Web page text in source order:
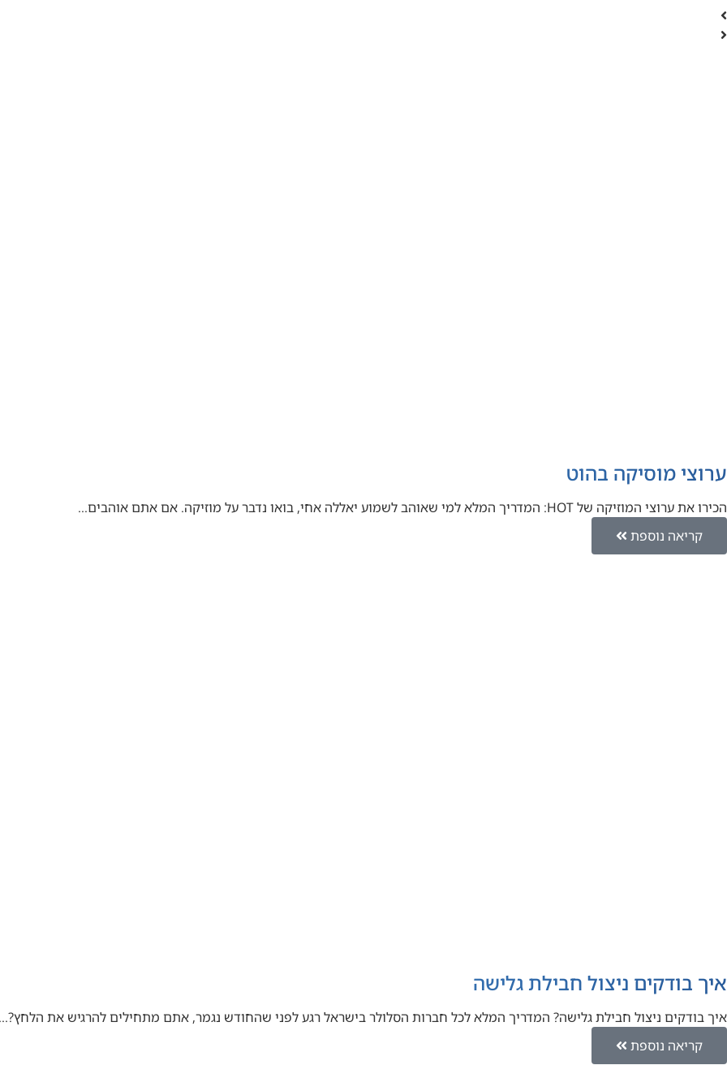
ערוצי מוסיקה בהוט
הכירו את ערוצי המוזיקה של HOT: המדריך המלא למי שאוהב לשמוע יאללה אחי, בואו נדבר על מוזיקה. אם אתם אוהבים…
קריאה נוספת
איך בודקים ניצול חבילת גלישה
איך בודקים ניצול חבילת גלישה? המדריך המלא לכל חברות הסלולר בישראל רגע לפני שהחודש נגמר, אתם מתחילים להרגיש את
קריאה נוספת